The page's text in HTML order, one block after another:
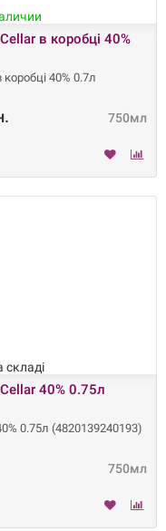
в коробці 40%
40% 0.7л
750мл
складі
40% 0.75л
0.75л (4820139240193)
750мл